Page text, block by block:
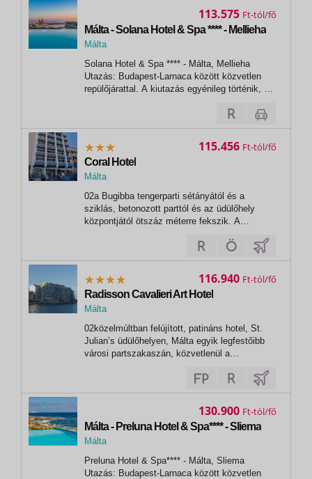
Málta - Solana Hotel & Spa **** - Mellieha
Málta
Solana Hotel & Spa **** - Málta, Mellieha
Utazás: Budapest-Larnaca között közvetlen
repülőjárattal. A kiutazás egyénileg történik, a
tartalmazza! A repülőjegy ára a légitársaságtól
függően foglaltság függvényében változik, és
113.575 Ft
Coral Hotel
Málta
St. Paul's Bay
02a Bugibba tengerparti sétányától és a
sziklás, betonozott parttól és az üdülőhely
központjától ötszáz méterre fekszik. A
feltöltött strand pár perc (kb. 650m) sétányira
elérhető03 Coral HotelFekvése: mindösszesen
115.456 Ft
Radisson Cavalieri Art Hotel
Málta
02közelmúltban felújított, patináns hotel, St.
Julian’s üdülőhelyen, Málta egyik legfestőibb
városi partszakaszán, közvetlenül a
HotelFekvése: közelmúltban felújított,
patináns Radisson Cavalieri Art Hotel, St.
116.940 Ft
Málta - Preluna Hotel & Spa**** - Sliema
Málta
Sliema
Preluna Hotel & Spa**** - Málta, Sliema
Utazás: Budapest-Larnaca között közvetlen
130.900 Ft